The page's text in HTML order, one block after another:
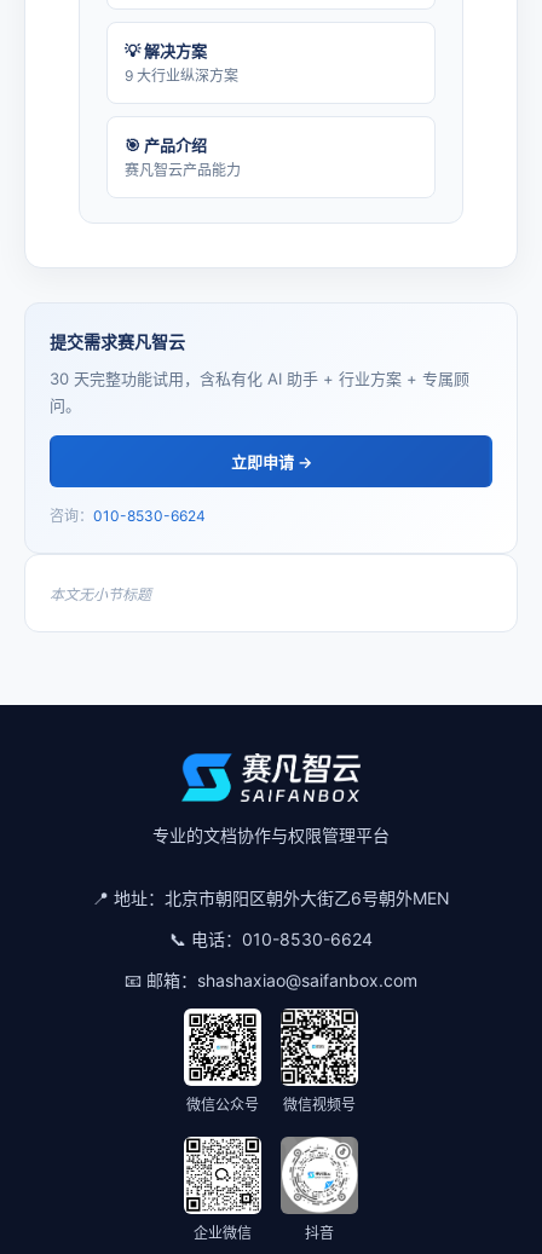
💡 解决方案
9 大行业纵深方案
🎯 产品介绍
赛凡智云产品能力
提交需求赛凡智云
30 天完整功能试用，含私有化 AI 助手 + 行业方案 + 专属顾
问。
立即申请 →
咨询： 010-8530-6624
本文无小节标题
专业的文档协作与权限管理平台
📍 地址： 北京市朝阳区朝外大街乙6号朝外MEN
📞 电话： 010-8530-6624
📧 邮箱： shashaxiao@saifanbox.com
微信公众号 微信视频号
企业微信 抖音